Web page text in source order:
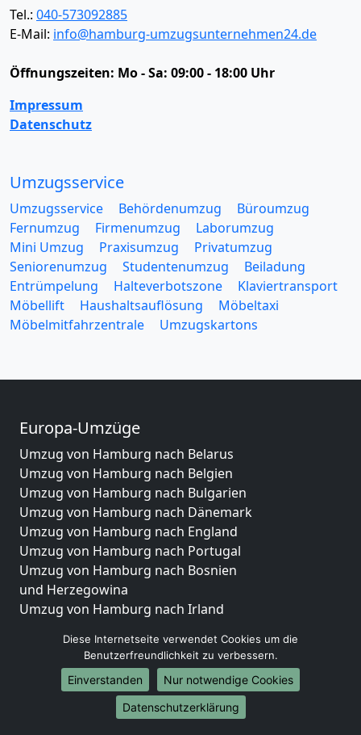
Tel.: 040-573092885
E-Mail: info@hamburg-umzugsunternehmen24.de
Öffnungszeiten: Mo - Sa: 09:00 - 18:00 Uhr
Impressum
Datenschutz
Umzugsservice
Umzugsservice Behördenumzug
Büroumzug
Fernumzug
Firmenumzug
Laborumzug
Mini Umzug
Praxisumzug
Privatumzug
Seniorenumzug
Studentenumzug
Beiladung
Entrümpelung
Halteverbotszone
Klaviertransport
Möbellift
Haushaltsauflösung
Möbeltaxi
Möbelmitfahrzentrale
Umzugskartons
Europa-Umzüge
Umzug von Hamburg nach Belarus
Umzug von Hamburg nach Belgien
Umzug von Hamburg nach Bulgarien
Umzug von Hamburg nach Dänemark
Umzug von Hamburg nach England
Umzug von Hamburg nach Portugal
Umzug von Hamburg nach Bosnien
und Herzegowina
Umzug von Hamburg nach Irland
Umzug von Hamburg nach Zypern
Umzug von Hamburg nach Kroatien
Umzug von Hamburg nach Estland
Umzug von Hamburg nach Finnland
Umzug von Hamburg nach Frankreich
Diese Internetseite verwendet Cookies um die
Benutzerfreundlichkeit zu verbessern.
Einverstanden
Nur notwendige Cookies
Datenschutzerklärung